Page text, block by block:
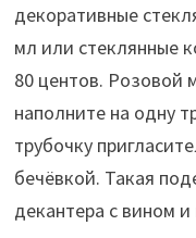
декоративные
мл или стеклянные
80 центов. Розовой
наполните на одну
трубочку
бечёвкой. Такая
декантера с вином